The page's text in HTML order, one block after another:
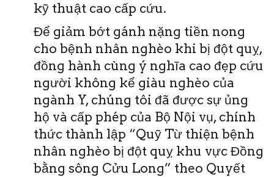
kỹ thuật cao cấp cứu.
Để giảm bớt gánh nặng tiền nong
cho bệnh nhân nghèo khi bị đột quỵ,
đồng hành cùng ý nghĩa cao đẹp cứu
người không kể giàu nghèo của
ngành Y, chúng tôi đã được sự ủng
hộ và cấp phép của Bộ Nội vụ, chính
thức thành lập “Quỹ Từ thiện bệnh
nhân nghèo bị đột quỵ khu vực Đồng
bằng sông Cửu Long” theo Quyết